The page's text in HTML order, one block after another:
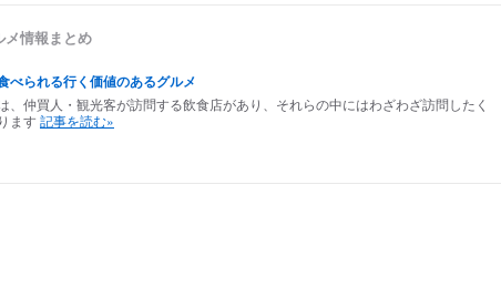
メ情報まとめ
べられる行く価値のあるグルメ
、仲買人・観光客が訪問する飲食店があり、それらの中にはわざわざ訪問したく
ます 記事を読む»